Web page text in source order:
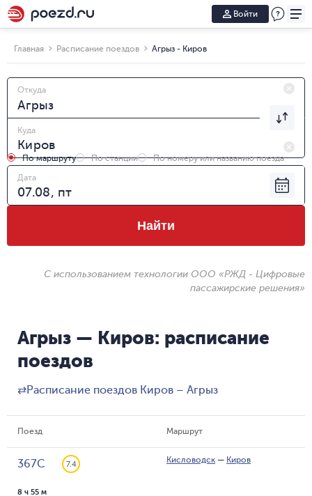
Войти
Главная Расписание поездов Агрыз - Киров
Откуда
Куда
По маршруту По станции
По номеру или названию поезда
Дата
Найти
С использованием технологии ООО «РЖД - Цифровые
пассажирские решения»
Агрыз — Киров: расписание
поездов
⇄Расписание поездов Киров – Агрыз
Поезд Маршрут
367С 7.4 Кисловодск — Киров
8 ч 55 м